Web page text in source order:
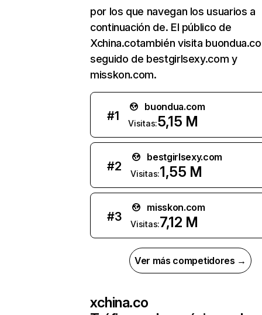
por los que navegan los usuarios a
continuación de. El público de
Xchina.cotambién visita
seguido de bestgirlsexy.com y
misskon.com.
#1
buondua.com
Visitas:5,15 M
#2
bestgirlsexy.com
Visitas:1,55 M
#3
misskon.com
Visitas:7,12 M
Ver más competidores →
xchina.co